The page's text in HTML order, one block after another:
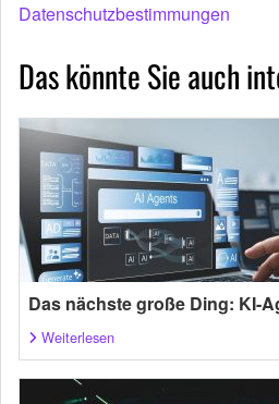
Datenschutzbestimmungen
Das könnte Sie auch
Das nächste große Ding: KI-
Weiterlesen